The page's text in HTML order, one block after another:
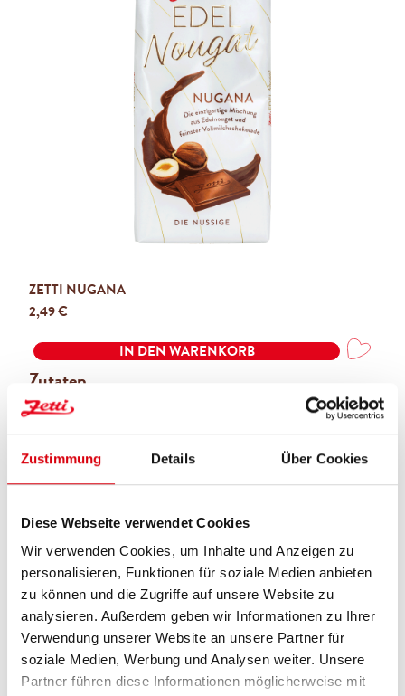
Zustimmung Details Über Cookies
Diese Webseite verwendet Cookies
Wir verwenden Cookies, um Inhalte und Anzeigen zu
personalisieren, Funktionen für soziale Medien anbieten
zu können und die Zugriffe auf unsere Website zu
analysieren. Außerdem geben wir Informationen zu Ihrer
Verwendung unserer Website an unsere Partner für
soziale Medien, Werbung und Analysen weiter. Unsere
Partner führen diese Informationen möglicherweise mit
ZETTI NUGANA
Regulärer Preis:
2,49 €
IN DEN WARENKORB
Zutaten
Zutaten
125 gButter
1 PackVanillezucker
1/2 TL Zimt
2 EsslöffelKürbispüree
180 gMehl
1 TeelöffelBackpulver
100 gZetti Nugana
IN DEN WARENKORB